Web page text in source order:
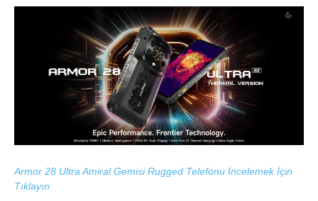
Armor 28 Ultra Amiral Gemisi Rugged Telefonu İncelemek İçin
Tıklayın